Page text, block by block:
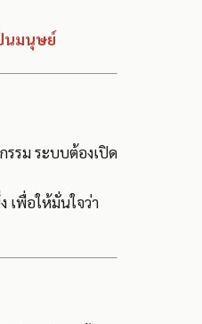
นมนุษย์
รม ระบบต้องเปิด
เพื่อให้มั่นใจว่า